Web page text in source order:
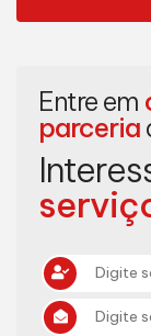
Entre em
parceria